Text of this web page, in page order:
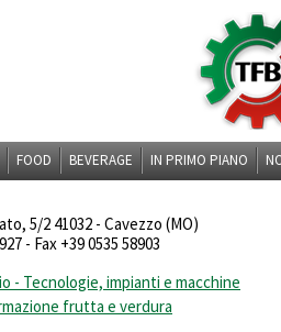
FOOD BEVERAGE IN PRIMO PIANO
5/2 41032 - Cavezzo (MO)
- Fax +39 0535 58903
- Tecnologie, impianti e macchine
frutta e verdura